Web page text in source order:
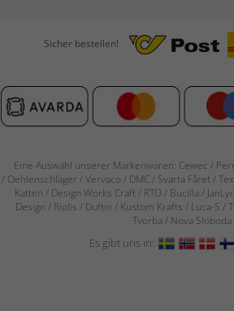
Sicher bestellen!
Eine Auswahl unserer Markenwaren: Cewec /
/ Oehlenschläger / Vervaco / DMC / Svarta Fåret /
Katten / Design Works Craft / RTO / Bucilla /
Design / Riolis / Duftin / Kustom Krafts / Luca-S /
Tvorba / Nova Sloboda
Es gibt uns in: